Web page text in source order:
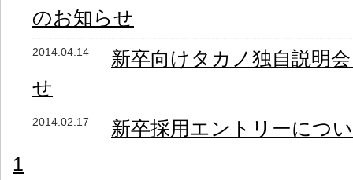
のお知らせ
2014.04.14
新卒向けタカノ独自説明
せ
2014.02.17
新卒採用エントリーにつ
1